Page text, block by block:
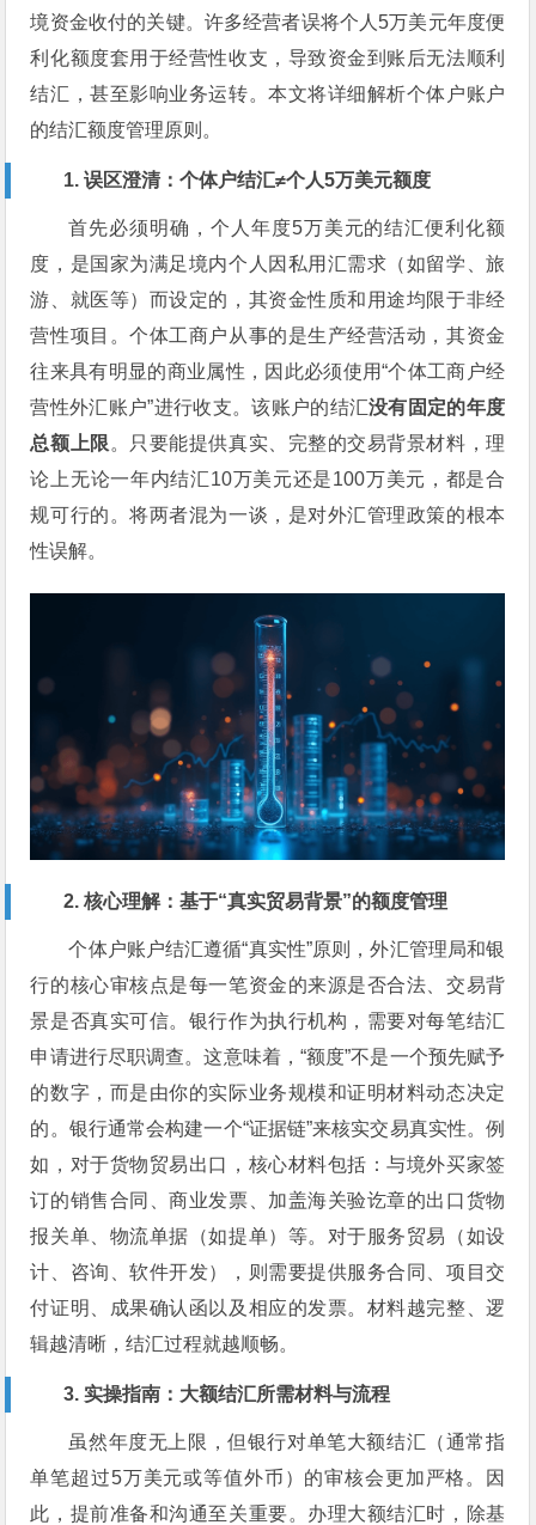
境资金收付的关键。许多经营者误将个人5万美元年度便
利化额度套用于经营性收支，导致资金到账后无法顺利
结汇，甚至影响业务运转。本文将详细解析个体户账户
的结汇额度管理原则。
1. 误区澄清：个体户结汇≠个人5万美元额度
首先必须明确，个人年度5万美元的结汇便利化额
度，是国家为满足境内个人因私用汇需求（如留学、旅
游、就医等）而设定的，其资金性质和用途均限于非经
营性项目。个体工商户从事的是生产经营活动，其资金
往来具有明显的商业属性，因此必须使用“个体工商户经
营性外汇账户”进行收支。该账户的结汇没有固定的年度
总额上限 。只要能提供真实、完整的交易背景材料，理
论上无论一年内结汇10万美元还是100万美元，都是合
规可行的。将两者混为一谈，是对外汇管理政策的根本
性误解。
2. 核心理解：基于“真实贸易背景”的额度管理
个体户账户结汇遵循“真实性”原则，外汇管理局和银
行的核心审核点是每一笔资金的来源是否合法、交易背
景是否真实可信。银行作为执行机构，需要对每笔结汇
申请进行尽职调查。这意味着，“额度”不是一个预先赋予
的数字，而是由你的实际业务规模和证明材料动态决定
的。银行通常会构建一个“证据链”来核实交易真实性。例
如，对于货物贸易出口，核心材料包括：与境外买家签
订的销售合同、商业发票、加盖海关验讫章的出口货物
报关单、物流单据（如提单）等。对于服务贸易（如设
计、咨询、软件开发），则需要提供服务合同、项目交
付证明、成果确认函以及相应的发票。材料越完整、逻
辑越清晰，结汇过程就越顺畅。
3. 实操指南：大额结汇所需材料与流程
虽然年度无上限，但银行对单笔大额结汇（通常指
单笔超过5万美元或等值外币）的审核会更加严格。因
此，提前准备和沟通至关重要。办理大额结汇时，除基